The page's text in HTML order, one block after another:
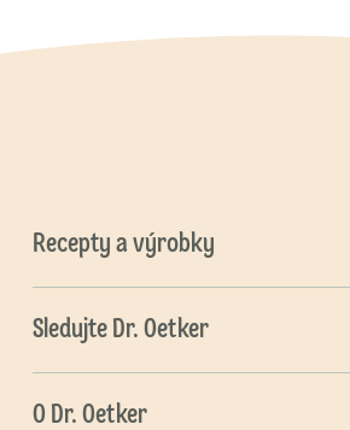
Recepty a výrobky
Sledujte Dr. Oetker
O Dr. Oetker